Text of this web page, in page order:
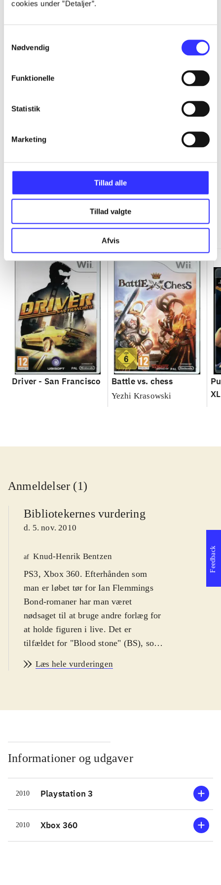
cookies under ”Detaljer”.
Nødvendig
Funktionelle
Statistik
Marketing
Tillad alle
Tillad valgte
Afvis
Minder om
Driver - San Francisco Battle vs. chess
Yezhi Krasowski
XL
Anmeldelser (1)
Bibliotekernes vurdering
d. 5. nov. 2010
af Knud-Henrik Bentzen
PS3, Xbox 360. Efterhånden som
man er løbet tør for Ian Flemmings
Bond-romaner har man været
nødsaget til at bruge andre forlæg for
at holde figuren i live. Det er
tilfældet for "Blood stone" (BS), som
knytter sig til en aktuel Bond-film.
er 15+) er 12+ passende. Sproget er
Der er investeret både tid og penge i
BS. Det ses tydeligt. Man har hyret
både Daniel Craig og Judi Dench fra
filmene til at lægge stemmer til, og
Joss Stone har lavet titelsangen. Det
har ikke været billigt og er lidt en
satsning når nu BS skal overleve
Læs hele vurderingen
Informationer og udgaver
2010 Playstation 3
2010 Xbox 360
Feedback